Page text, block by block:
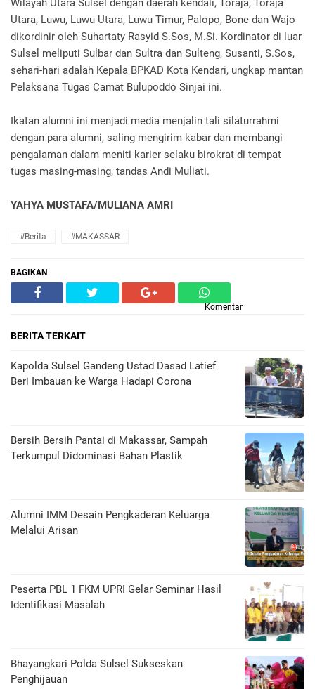
Utara, Luwu, Luwu Utara, Luwu Timur, Palopo, Bone dan Wajo
dikordinir oleh Suhartaty Rasyid S.Sos, M.Si. Kordinator di luar
Sulsel meliputi Sulbar dan Sultra dan Sulteng, Susanti, S.Sos,
sehari-hari adalah Kepala BPKAD Kota Kendari, ungkap mantan
Pelaksana Tugas Camat Bulupoddo Sinjai ini.
Ikatan alumni ini menjadi media menjalin tali silaturrahmi
dengan para alumni, saling mengirim kabar dan membangi
pengalaman dalam meniti karier selaku birokrat di tempat
tugas masing-masing, tandas Andi Muliati.
YAHYA MUSTAFA/MULIANA AMRI
#Berita #MAKASSAR
BAGIKAN
Komentar
BERITA TERKAIT
Kapolda Sulsel Gandeng Ustad Dasad Latief
Beri Imbauan ke Warga Hadapi Corona
Bersih Bersih Pantai di Makassar, Sampah
Terkumpul Didominasi Bahan Plastik
Alumni IMM Desain Pengkaderan Keluarga
Melalui Arisan
Peserta PBL 1 FKM UPRI Gelar Seminar Hasil
Identifikasi Masalah
Bhayangkari Polda Sulsel Sukseskan
Penghijauan